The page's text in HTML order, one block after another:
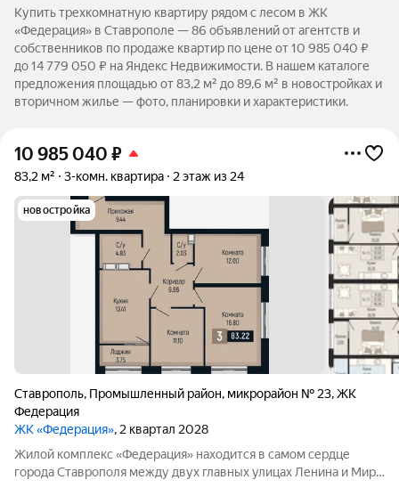
Купить трехкомнатную квартиру рядом с лесом в ЖК
«Федерация» в Ставрополе — 86 объявлений от агентств и
собственников по продаже квартир по цене от 10 985 040 ₽
до 14 779 050 ₽ на Яндекс Недвижимости. В нашем каталоге
предложения площадью от 83,2 м² до 89,6 м² в новостройках и
вторичном жилье — фото, планировки и характеристики.
10 985 040 ₽
83,2 м² 3-комн. квартира 2 этаж из 24
новостройка
Ставрополь, Промышленный район, микрорайон № 23,ЖК
Федерация
ЖК «Федерация», 2 квартал 2028
Жилой комплекс «Федерация» находится в самом сердце
города Ставрополя между двух главных улицах Ленина и Мира,